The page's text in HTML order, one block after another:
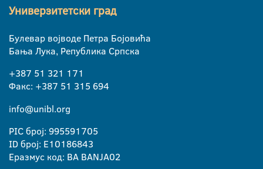
Универзитетски град
Булевар војводе Петра Бојовића
Бања Лука, Република Српска
+387 51 321 171
Факс: +387 51 315 694
info@unibl.org
PIC број: 995591705
ID број: E10186843
Еразмус код: BA BANJA02